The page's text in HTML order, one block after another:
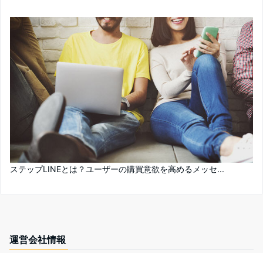
ステップLINEとは？ユーザーの購買意欲を高めるメッセ...
運営会社情報